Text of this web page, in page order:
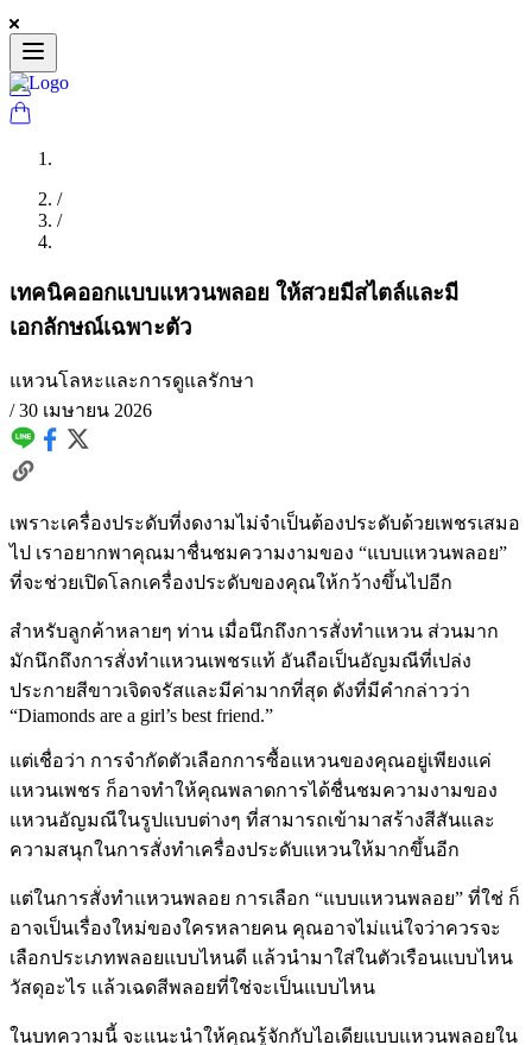
/
/
เทคนิคออกแบบแหวนพลอย ให้สวยมีสไตล์และมี
เอกลักษณ์เฉพาะตัว
แหวนโลหะและการดูแลรักษา
/30 เมษายน 2026
เพราะเครื่องประดับที่งดงามไม่จำเป็นต้องประดับด้วยเพชรเสมอ
ไป เราอยากพาคุณมาชื่นชมความงามของ “แบบแหวนพลอย”
ที่จะช่วยเปิดโลกเครื่องประดับของคุณให้กว้างขึ้นไปอีก
สำหรับลูกค้าหลายๆ ท่าน เมื่อนึกถึงการสั่งทำแหวน ส่วนมาก
มักนึกถึงการสั่งทำแหวนเพชรแท้ อันถือเป็นอัญมณีที่เปล่ง
ประกายสีขาวเจิดจรัสและมีค่ามากที่สุด ดังที่มีคำกล่าวว่า
“Diamonds are a girl’s best friend.”
แต่เชื่อว่า การจำกัดตัวเลือกการซื้อแหวนของคุณอยู่เพียงแค่
แหวนเพชร ก็อาจทำให้คุณพลาดการได้ชื่นชมความงามของ
แหวนอัญมณีในรูปแบบต่างๆ ที่สามารถเข้ามาสร้างสีสันและ
ความสนุกในการสั่งทำเครื่องประดับแหวนให้มากขึ้นอีก
แต่ในการสั่งทำแหวนพลอย การเลือก “แบบแหวนพลอย” ที่ใช่ ก็
อาจเป็นเรื่องใหม่ของใครหลายคน คุณอาจไม่แน่ใจว่าควรจะ
เลือกประเภทพลอยแบบไหนดี แล้วนำมาใส่ในตัวเรือนแบบไหน
วัสดุอะไร แล้วเฉดสีพลอยที่ใช่จะเป็นแบบไหน
ในบทความนี้ จะแนะนำให้คุณรู้จักกับไอเดียแบบแหวนพลอยใน